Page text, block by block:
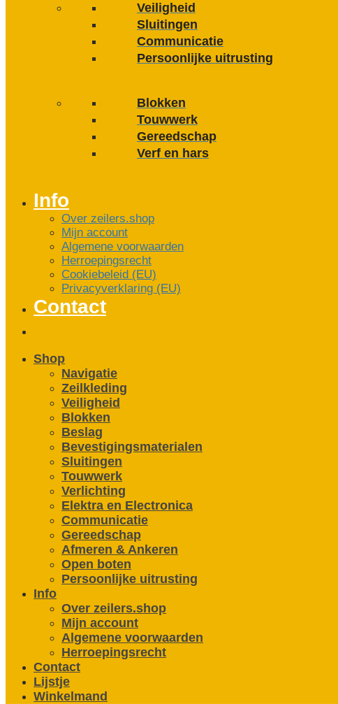
Veiligheid
Sluitingen
Communicatie
Persoonlijke uitrusting
Blokken
Touwwerk
Gereedschap
Verf en hars
Info
Over zeilers.shop
Mijn account
Algemene voorwaarden
Herroepingsrecht
Cookiebeleid (EU)
Privacyverklaring (EU)
Contact
Shop
Navigatie
Zeilkleding
Veiligheid
Blokken
Beslag
Bevestigings­­materialen
Sluitingen
Touwwerk
Verlichting
Elektra en Electronica
Communicatie
Gereedschap
Afmeren & Ankeren
Open boten
Persoonlijke uitrusting
Info
Over zeilers.shop
Mijn account
Algemene voorwaarden
Herroepingsrecht
Contact
Lijstje
Winkelmand